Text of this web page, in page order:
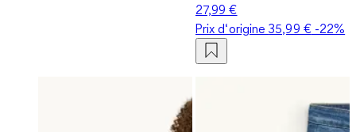
27,99 €
Prix d‘origine35,99 €-22%